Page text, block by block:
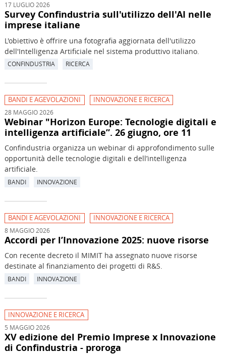
17 LUGLIO 2026
Survey Confindustria sull'utilizzo dell'AI nelle
imprese italiane
L'obiettivo è offrire una fotografia aggiornata dell'utilizzo
dell'Intelligenza Artificiale nel sistema produttivo italiano.
CONFINDUSTRIA RICERCA
BANDI E AGEVOLAZIONI INNOVAZIONE E RICERCA
28 MAGGIO 2026
Webinar "Horizon Europe: Tecnologie digitali e
intelligenza artificiale”. 26 giugno, ore 11
Confindustria organizza un webinar di approfondimento sulle
opportunità delle tecnologie digitali e dell’intelligenza
artificiale.
BANDI INNOVAZIONE
BANDI E AGEVOLAZIONI INNOVAZIONE E RICERCA
8 MAGGIO 2026
Accordi per l’Innovazione 2025: nuove risorse
Con recente decreto il MIMIT ha assegnato nuove risorse
destinate al finanziamento dei progetti di R&S.
BANDI INNOVAZIONE
INNOVAZIONE E RICERCA
5 MAGGIO 2026
XV edizione del Premio Imprese x Innovazione
di Confindustria - proroga